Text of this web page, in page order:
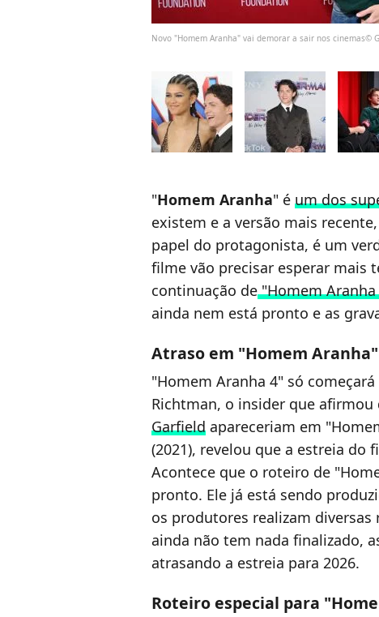
Novo "Homem Aranha" vai demorar a sair nos cinemas©
"Homem Aranha" é um dos
existem e a versão mais
papel do protagonista, é um
filme vão precisar esperar mais
continuação de"Homem Aranha
ainda nem está pronto e as
Atraso em "Homem Aranha"
"Homem Aranha 4" só
Richtman, o insider que afirmou
Garfield apareceriam em
(2021), revelou que a estreia do
Acontece que o roteiro de
pronto. Ele já está sendo
os produtores realizam
ainda não tem nada finalizado,
atrasando a estreia para 2026.
Roteiro especial para